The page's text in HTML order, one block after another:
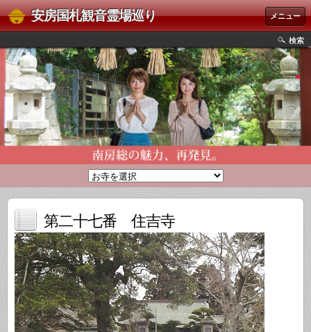
安房国札観音霊場巡り メニュー
検索
第二十七番 住吉寺